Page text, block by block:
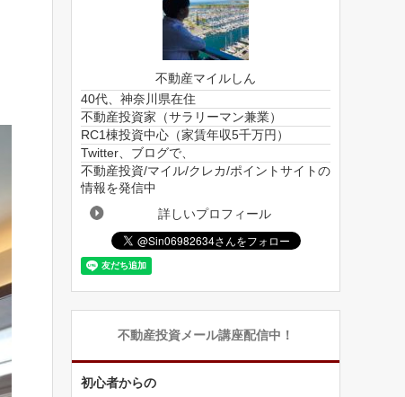
不動産マイルしん
40代、神奈川県在住
不動産投資家（サラリーマン兼業）
RC1棟投資中心（家賃年収5千万円）
Twitter、ブログで、
不動産投資/マイル/クレカ/ポイントサイトの
情報を発信中
詳しいプロフィール
不動産投資メール講座配信中！
初心者からの